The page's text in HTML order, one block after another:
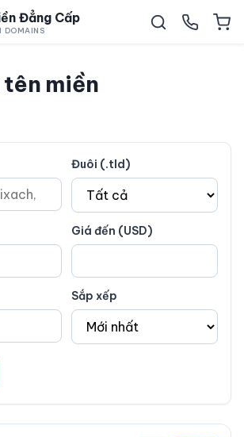
Đẳng Cấp
DOMAINS
miền
Đuôi (.tld)
Giá đến (USD)
Sắp xếp